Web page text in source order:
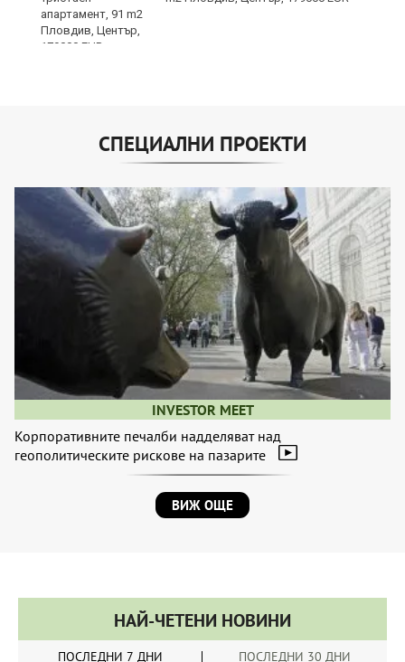
СПЕЦИАЛНИ ПРОЕКТИ
INVESTOR MEET
Корпоративните печалби надделяват над
геополитическите рискове на пазарите
ВИЖ ОЩЕ
НАЙ-ЧЕТЕНИ НОВИНИ
ПОСЛЕДНИ 7 ДНИ ПОСЛЕДНИ 30 ДНИ